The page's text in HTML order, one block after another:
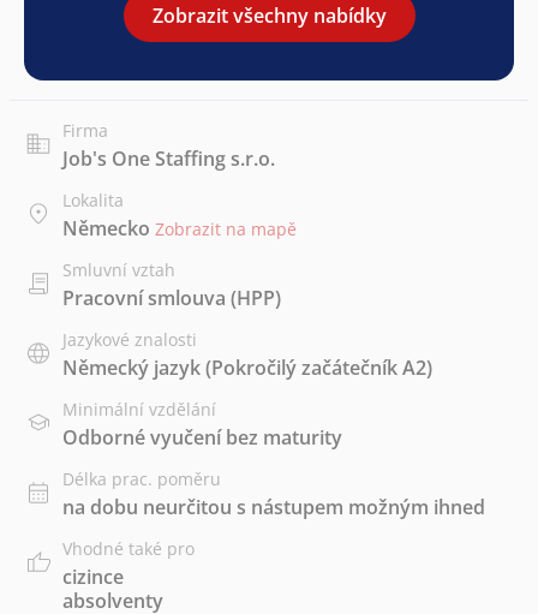
Zobrazit všechny nabídky
Firma
Job's One Staffing s.r.o.
Lokalita
Německo Zobrazit na mapě
Smluvní vztah
Pracovní smlouva (HPP)
Jazykové znalosti
Německý jazyk(Pokročilý začátečník A2)
Minimální vzdělání
Odborné vyučení bez maturity
Délka prac. poměru
na dobu neurčitou s nástupem možným ihned
Vhodné také pro
cizince
absolventy